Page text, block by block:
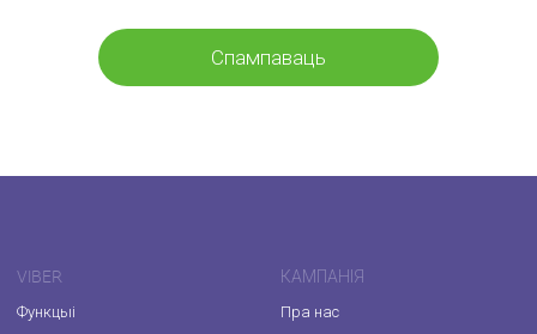
Спампаваць
VIBER
Функцыі
КАМПАНІЯ
Пра нас